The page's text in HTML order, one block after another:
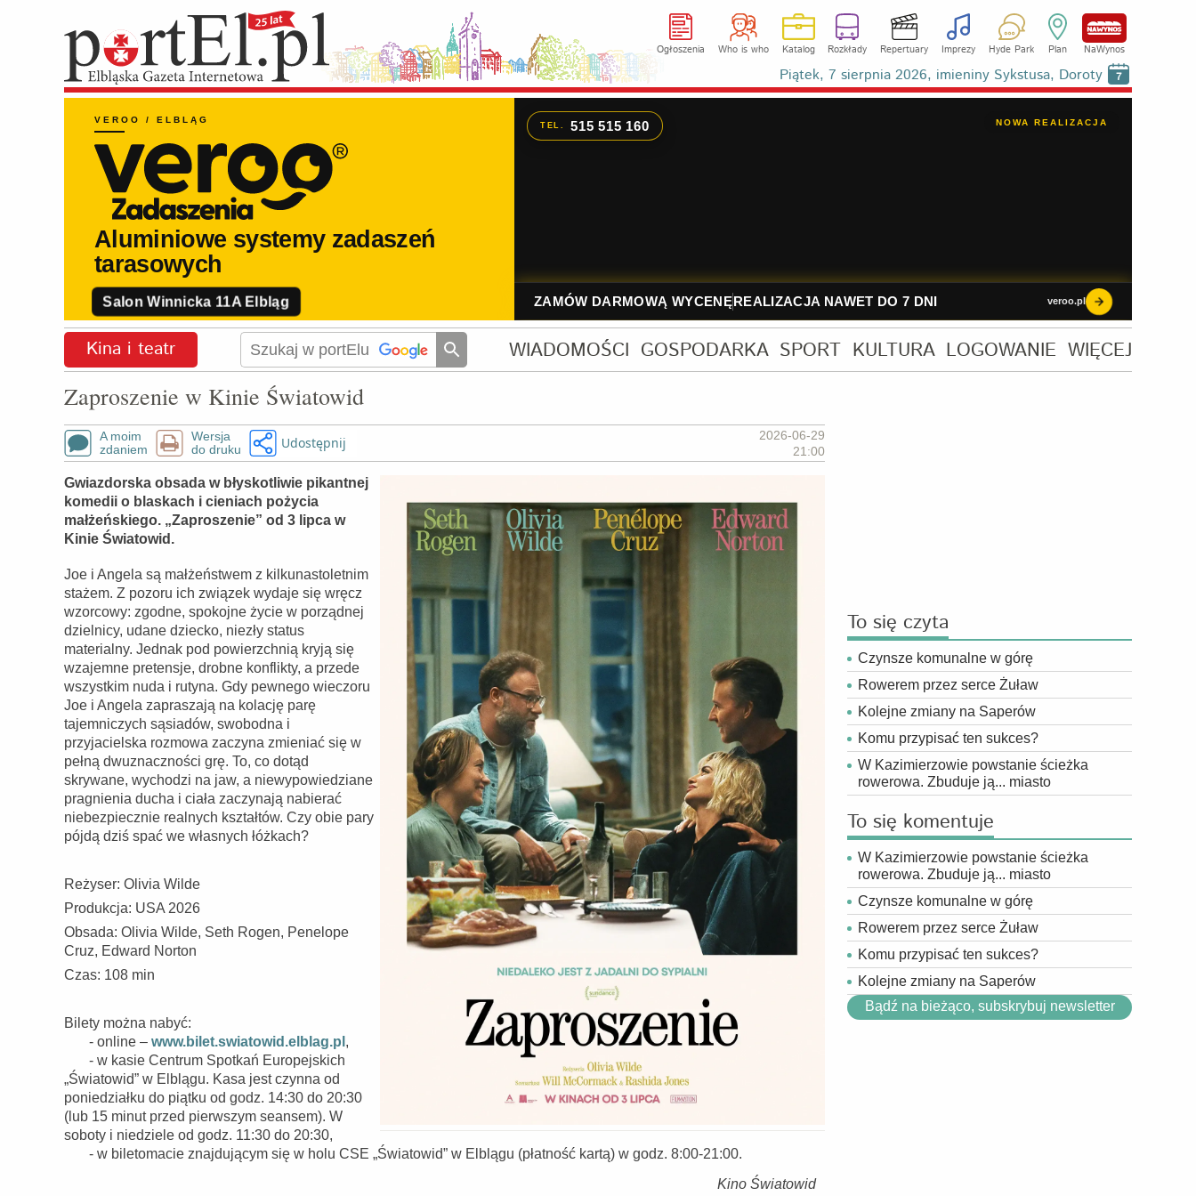
Ogłoszenia Who is who Katalog Rozkłady Repertuary Imprezy Hyde Park Plan NaWynos
Piątek, 7 sierpnia 2026, imieniny Sykstusa, Doroty 7
Kina i teatr WIADOMOŚCI GOSPODARKA SPORT KULTURA LOGOWANIE WIĘCEJ
Zaproszenie w Kinie Światowid
A moim
zdaniem
Wersja
do druku
Udostępnij
2026-06-29
21:00
Gwiazdorska obsada w błyskotliwie pikantnej
komedii o blaskach i cieniach pożycia
małżeńskiego. „Zaproszenie” od 3 lipca w
Kinie Światowid.
Joe i Angela są małżeństwem z kilkunastoletnim
stażem. Z pozoru ich związek wydaje się wręcz
wzorcowy: zgodne, spokojne życie w porządnej
dzielnicy, udane dziecko, niezły status
materialny. Jednak pod powierzchnią kryją się
wzajemne pretensje, drobne konflikty, a przede
wszystkim nuda i rutyna. Gdy pewnego wieczoru
Joe i Angela zapraszają na kolację parę
tajemniczych sąsiadów, swobodna i
przyjacielska rozmowa zaczyna zmieniać się w
pełną dwuznaczności grę. To, co dotąd
skrywane, wychodzi na jaw, a niewypowiedziane
pragnienia ducha i ciała zaczynają nabierać
niebezpiecznie realnych kształtów. Czy obie pary
pójdą dziś spać we własnych łóżkach?
Reżyser: Olivia Wilde
Produkcja: USA 2026
Obsada: Olivia Wilde, Seth Rogen, Penelope
Cruz, Edward Norton
Czas: 108 min
Bilety można nabyć:
- online – www.bilet.swiatowid.elblag.pl ,
- w kasie Centrum Spotkań Europejskich
„Światowid” w Elblągu. Kasa jest czynna od
poniedziałku do piątku od godz. 14:30 do 20:30
(lub 15 minut przed pierwszym seansem). W
soboty i niedziele od godz. 11:30 do 20:30,
- w biletomacie znajdującym się w holu CSE „Światowid” w Elblągu (płatność kartą) w godz. 8:00-21:00.
Kino Światowid
To się czyta
Czynsze komunalne w górę
Rowerem przez serce Żuław
Kolejne zmiany na Saperów
Komu przypisać ten sukces?
W Kazimierzowie powstanie ścieżka
rowerowa. Zbuduje ją... miasto
To się komentuje
W Kazimierzowie powstanie ścieżka
rowerowa. Zbuduje ją... miasto
Czynsze komunalne w górę
Rowerem przez serce Żuław
Komu przypisać ten sukces?
Kolejne zmiany na Saperów
Bądź na bieżąco, subskrybuj newsletter